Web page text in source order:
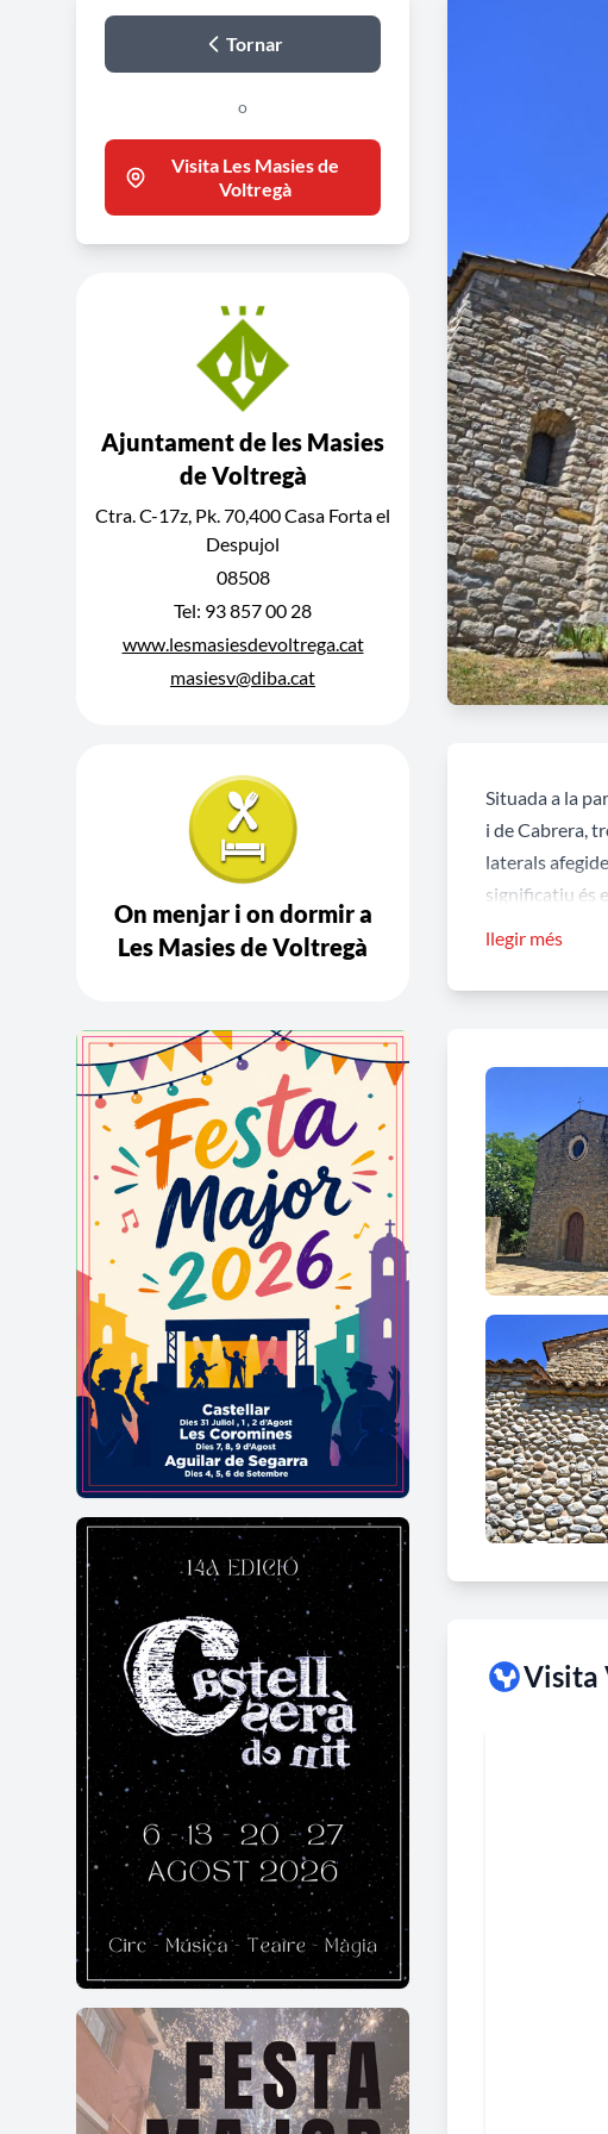
Tornar
o
Visita Les Masies de
Voltregà
Ajuntament de les Masies
de Voltregà
Ctra. C-17z, Pk. 70,400 Casa Forta el
Despujol
08508
Tel: 93 857 00 28
www.lesmasiesdevoltrega.cat
masiesv@diba.cat
On menjar i on dormir a
Les Masies de Voltregà
Situada a la
i de Cabrera,
laterals
significatiu és
Aquest és un
racons de la
imposant-li
Durant
Jesucristi un
llegir més
Visita